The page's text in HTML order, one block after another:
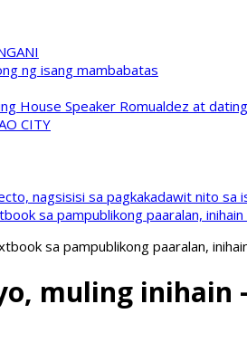
ng isang mambabatas
House Speaker Romualdez at
CITY
nagsisisi sa pagkakadawit nito sa
sa pampublikong paaralan, inihain
sa pampublikong paaralan,
muling inihain